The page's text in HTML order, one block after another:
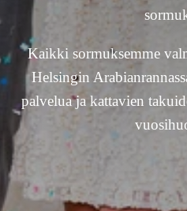
Kaikki sormuksemme
Helsingin
palvelua ja kattavien